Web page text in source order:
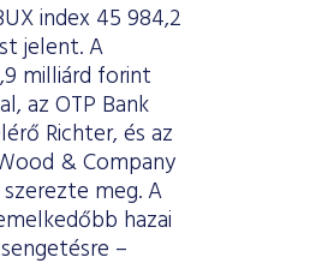
index 45 984,2
jelent. A
milliárd forint
az OTP Bank
Richter, és az
& Company
meg. A
hazai
–